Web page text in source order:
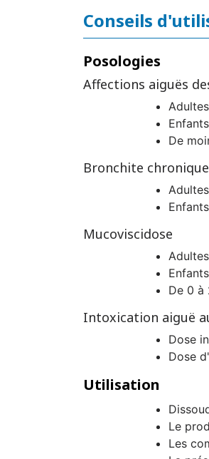
Conseils
Posologies
Affections aiguës
De
Bronchite chronique
Mucoviscidose
De 0 à
Intoxication aiguë
Dose
Dose
Utilisation
Le
Les